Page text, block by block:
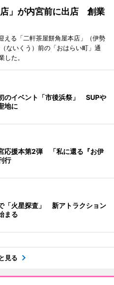
」が内宮前に出店 創業
える「二軒茶屋餅角屋本店」（伊勢
ないくう）前の「おはらい町」通
した。
のイベント「市後浜祭」 SUPや
地に
応援本第2弾 「私に還る『お伊
行
「火星探査」 新アトラクション
まる
見る